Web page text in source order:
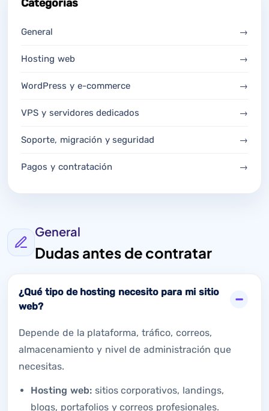
Categorías
General →
Hosting web →
WordPress y e-commerce →
VPS y servidores dedicados →
Soporte, migración y seguridad →
Pagos y contratación →
General
Dudas antes de contratar
¿Qué tipo de hosting necesito para mi sitio
web?
Depende de la plataforma, tráfico, correos,
almacenamiento y nivel de administración que
necesitas.
Hosting web:sitios corporativos, landings,
blogs, portafolios y correos profesionales.